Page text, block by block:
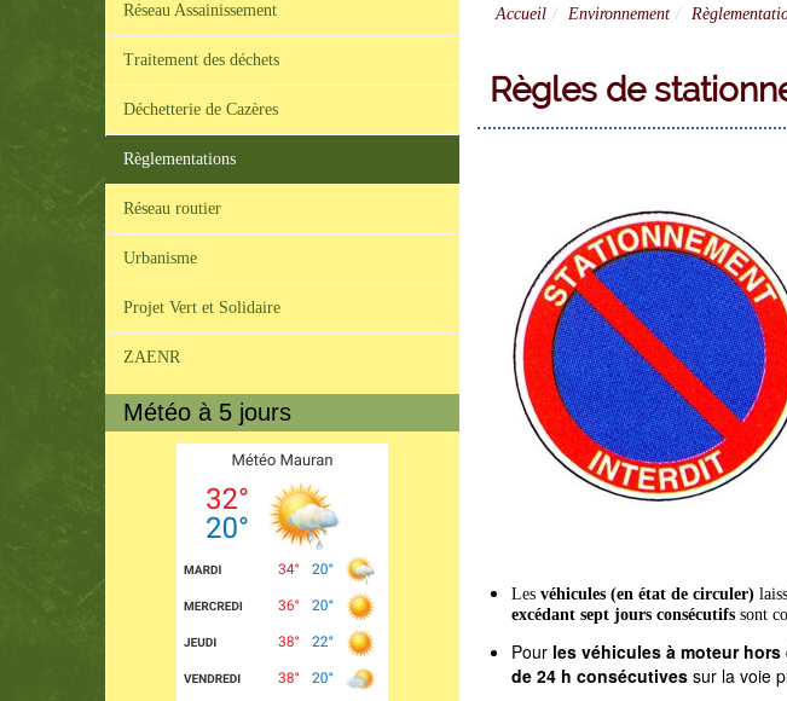
Accueil Environnement
Règles de
Les véhicules (en état de circuler)
excédant sept jours consécutifssont
Pour les véhicules à moteur
de 24 h consécutivessur la voie
Réseau Assainissement
Traitement des déchets
Déchetterie de Cazères
Règlementations
Réseau routier
Urbanisme
Projet Vert et Solidaire
ZAENR
Météo à 5 jours